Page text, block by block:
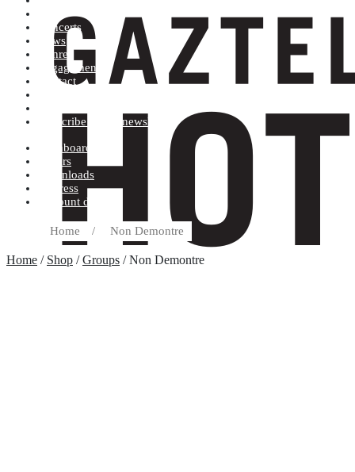
Concerts
News
Genres
Engagements
Contact
Subscribe to our newsletter
Dashboard
Orders
Downloads
Address
Account details
Home / Non Demontre
Home / Shop /Groups / Non Demontre